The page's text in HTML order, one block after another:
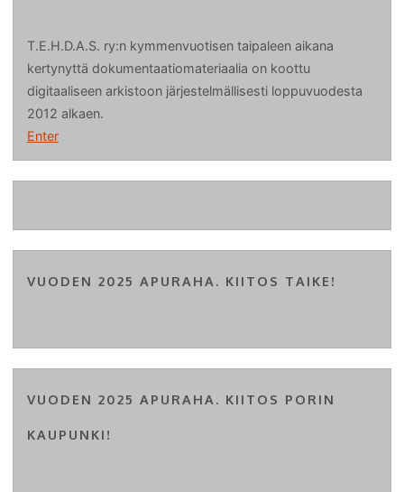
T.E.H.D.A.S. ry:n kymmenvuotisen taipaleen aikana
kertynyttä dokumentaatiomateriaalia on koottu
digitaaliseen arkistoon järjestelmällisesti loppuvuodesta
2012 alkaen.
Enter
VUODEN 2025 APURAHA. KIITOS TAIKE!
VUODEN 2025 APURAHA. KIITOS PORIN
KAUPUNKI!